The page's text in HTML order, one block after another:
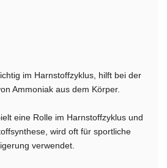
im Harnstoffzyklus, hilft bei der
Ammoniak aus dem Körper.
eine Rolle im Harnstoffzyklus und
wird oft für sportliche
verwendet.